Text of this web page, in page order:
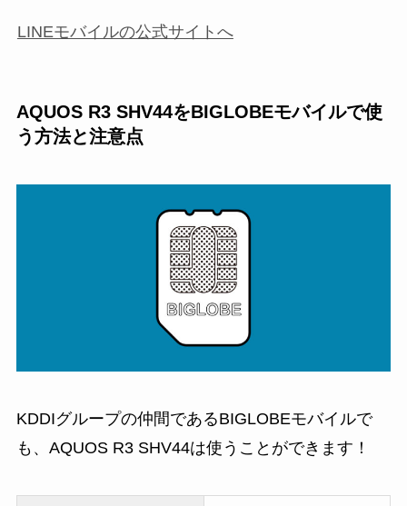
LINEモバイルの公式サイトへ
AQUOS R3 SHV44をBIGLOBEモバイルで使
う方法と注意点
KDDIグループの仲間であるBIGLOBEモバイルで
も、AQUOS R3 SHV44は使うことができます！